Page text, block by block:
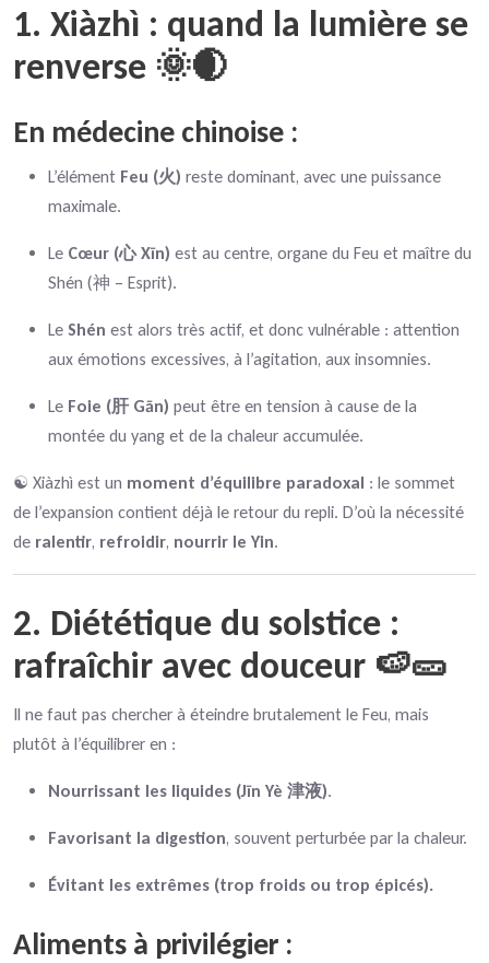
1. Xiàzhì : quand la lumière se
renverse 🌞🌒
En médecine chinoise :
L’élément Feu (火) reste dominant, avec une puissance
maximale.
Le Cœur (心 Xīn) est au centre, organe du Feu et maître du
Shén (神 – Esprit).
Le Shén est alors très actif, et donc vulnérable : attention
aux émotions excessives, à l’agitation, aux insomnies.
Le Foie (肝 Gān) peut être en tension à cause de la
montée du yang et de la chaleur accumulée.
☯️ Xiàzhì est un moment d’équilibre paradoxal : le sommet
de l’expansion contient déjà le retour du repli. D’où la nécessité
de ralentir, refroidir, nourrir le Yin.
2. Diététique du solstice :
rafraîchir avec douceur 🍉🥒
Il ne faut pas chercher à éteindre brutalement le Feu, mais
plutôt à l’équilibrer en :
Nourrissant les liquides (Jīn Yè 津液).
Favorisant la digestion, souvent perturbée par la chaleur.
Évitant les extrêmes (trop froids ou trop épicés).
Aliments à privilégier :